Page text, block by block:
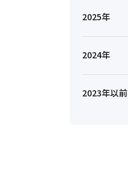
2025年
2024年
2023年以前